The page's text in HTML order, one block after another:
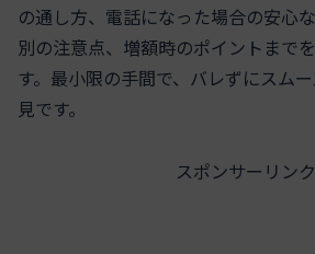
の通し方、電話になった場合の安心
別の注意点、増額時のポイントまで
す。最小限の手間で、バレずにスム
見です。
スポンサーリンク